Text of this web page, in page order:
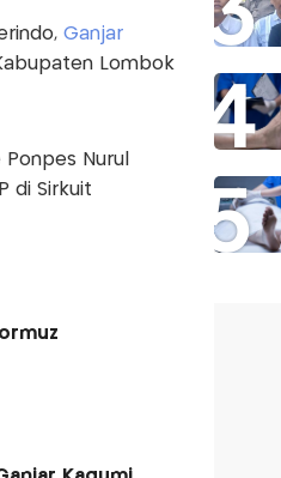
Ganjar
Lombok
Nurul
di Sirkuit